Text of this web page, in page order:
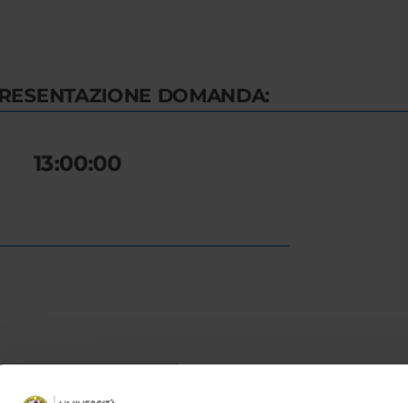
DOMANDA:
13:00:00